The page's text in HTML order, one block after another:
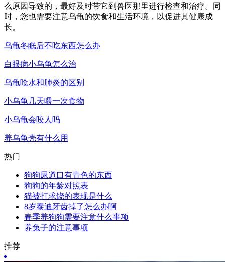
么原因导致的，最好及时带它到兽医那里进行检查和治疗。同
时，您也需要注意乌龟的饮食和生活环境，以促进其健康成
长。
乌龟冬眠后不吃东西怎么办
白眼病小乌龟怎么治
乌龟呛水和肺炎的区别
小乌龟几天喂一次食物
小乌龟会咬人吗
养乌龟壳有什么用
热门
狗狗尿道口有青色的东西
狗狗的年龄对照表
猫被打求饶的表现是什么
8岁泰迪牙齿掉了怎么办啊
春季养狗狗需要注意什么事项
养兔子的注意事项
推荐